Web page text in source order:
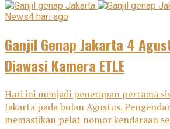
News4 hari ago
Ganjil Genap Jakarta 4
Diawasi Kamera ETLE
Hari ini menjadi penerapan pertama
Jakarta pada bulan Agustus.
memastikan pelat nomor kendaraan